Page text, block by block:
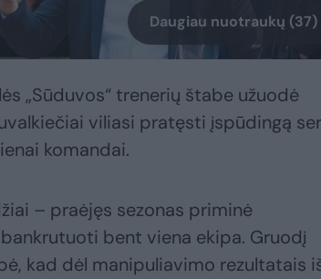
Daugiau nuotraukų (37)
„Sūduvos“ trenerių štabe užuodė
viliasi pratęsti įspūdingą
komandai.
– praėjęs sezonas priminė
bent viena ekipa. Gruodį
kad dėl manipuliavimo rezultatais